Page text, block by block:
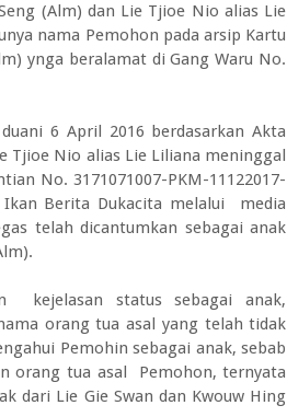
(Alm) dan Lie Tjioe Nio alias Lie
nama Pemohon pada arsip Kartu
ynga beralamat di Gang Waru No.
6 April 2016 berdasarkan Akta
Tjioe Nio alias Lie Liliana meninggal
No. 3171071007-PKM-11122017-
Berita Dukacita melalui media
telah dicantumkan sebagai anak
kejelasan status sebagai anak,
orang tua asal yang telah tidak
Pemohin sebagai anak, sebab
orang tua asal Pemohon, ternyata
dari Lie Gie Swan dan Kwouw Hing